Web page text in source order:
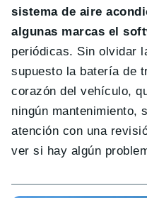
sistema de aire
algunas marcas el
periódicas. Sin olvidar
supuesto la batería de
corazón del vehículo,
ningún mantenimiento,
atención con una
ver si hay algún